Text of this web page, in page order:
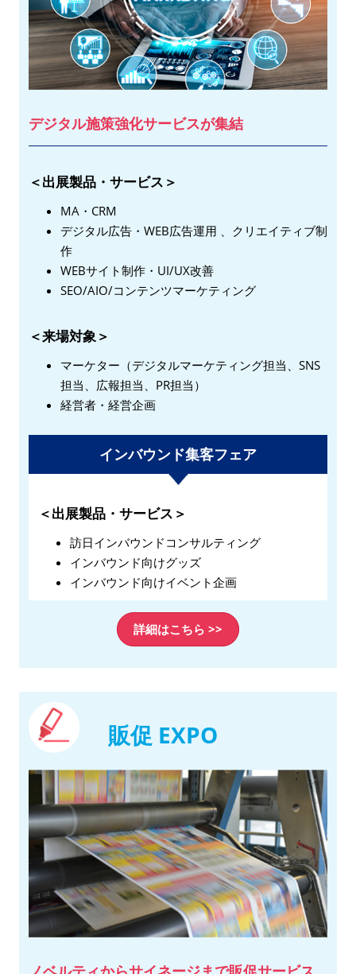
デジタル施策強化サービスが集結
＜出展製品・サービス＞
MA・CRM
デジタル広告・WEB広告運用 、クリエイティブ制
作
WEBサイト制作・UI/UX改善
SEO/AIO/コンテンツマーケティング
＜来場対象＞
マーケター（デジタルマーケティング担当、SNS
担当、広報担当、PR担当）
経営者・経営企画
インバウンド集客フェア
＜出展製品・サービス＞
訪日インバウンドコンサルティング
インバウンド向けグッズ
インバウンド向けイベント企画
詳細はこちら >>
販促 EXPO